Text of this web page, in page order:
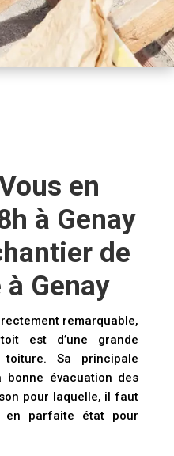
en
à Genay
de
Genay
remarquable,
est d’une grande
Sa principale
bonne évacuation des
pour laquelle, il faut
en parfaite état pour